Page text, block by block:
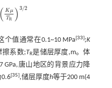
( K μ
TR ) 3/2
Δτ0 K
个值通常在0.1~10 MPa[33];K
擦系数;TR是储层厚度,m。体
GPa,唐山地区的背景应力降
0.6[35],储层厚度h等于200 m(4